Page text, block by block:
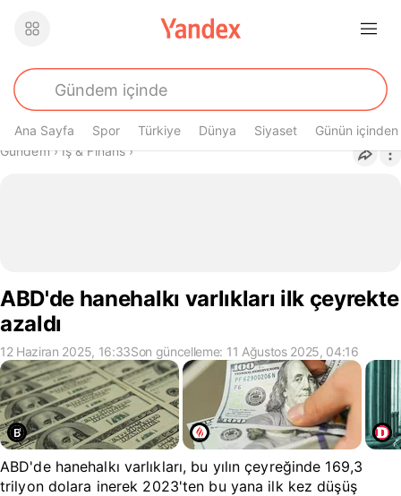
Ana Sayfa Spor Türkiye Dünya Siyaset Günün içinden
Buradasın
Gündem› İş & Finans›
ABD'de hanehalkı varlıkları ilk çeyrekte
azaldı
12 Haziran 2025, 16:33Son güncelleme: 11 Ağustos 2025, 04:16
ABD'de hanehalkı varlıkları, bu yılın çeyreğinde 169,3
trilyon dolara inerek 2023'ten bu yana ilk kez düşüş